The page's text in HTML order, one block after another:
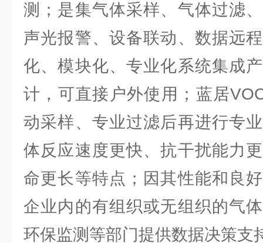
测；是集气体采样、气体过滤
声光报警、设备联动、数据远
化、模块化、专业化系统集成
计，可直接户外使用；蓝居
动采样、专业过滤后再进行专
体反应速度更快、抗干扰能力
命更长等特点；因其性能和良
企业内的有组织或无组织的气
环保监测等部门提供数据决策支